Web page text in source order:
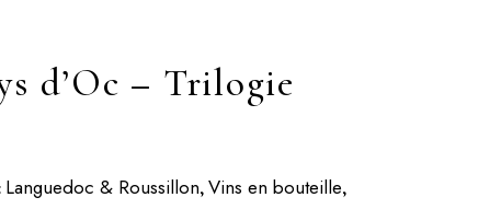
d’Oc – Trilogie
Languedoc & Roussillon,Vins en bouteille,